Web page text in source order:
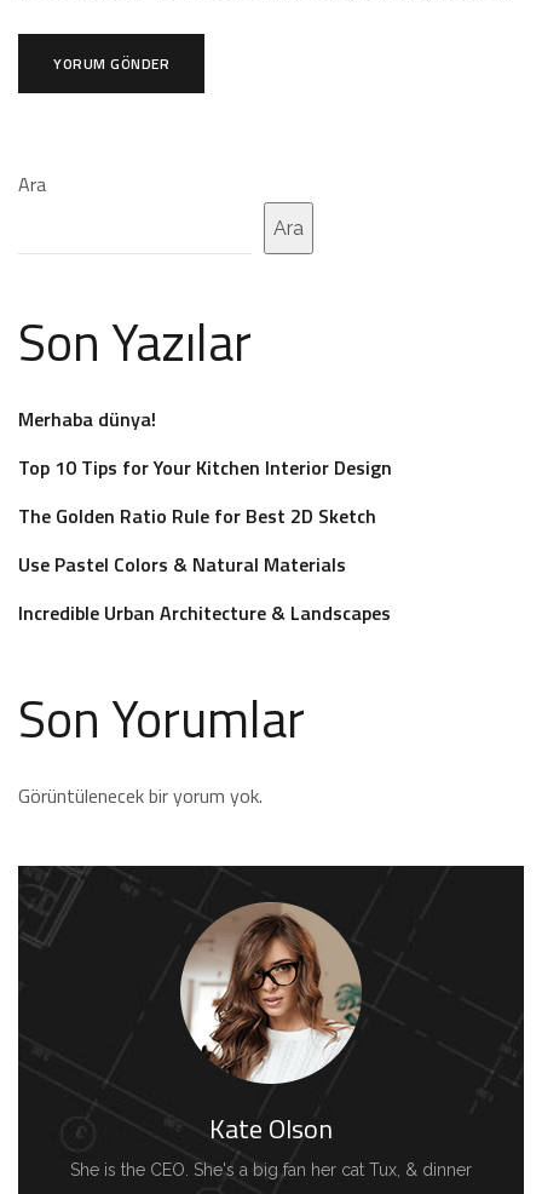
Ara
Ara
Son Yazılar
Merhaba dünya!
Top 10 Tips for Your Kitchen Interior Design
The Golden Ratio Rule for Best 2D Sketch
Use Pastel Colors & Natural Materials
Incredible Urban Architecture & Landscapes
Son Yorumlar
Görüntülenecek bir yorum yok.
Kate Olson
She is the CEO. She's a big fan her cat Tux, & dinner